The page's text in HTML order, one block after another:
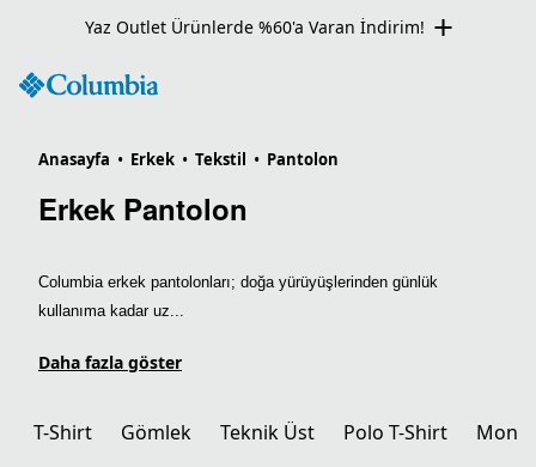
Yaz Outlet Ürünlerde %60'a Varan İndirim!
Anasayfa • Erkek • Tekstil • Pantolon
Erkek Pantolon
Columbia erkek pantolonları; doğa yürüyüşlerinden günlük
kullanıma kadar uz...
Daha fazla göster
T-Shirt Gömlek Teknik Üst Polo T-Shirt Mont